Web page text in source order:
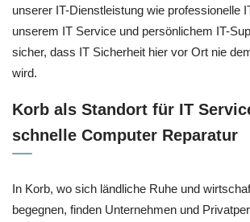
unserer IT-Dienstleistung wie professionelle
unserem IT Service und persönlichem IT-
sicher, dass IT Sicherheit hier vor Ort nie
wird.
Korb als Standort für IT
schnelle Computer Reparatur
In Korb, wo sich ländliche Ruhe und
begegnen, finden Unternehmen und